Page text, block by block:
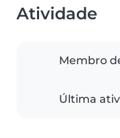
Atividade
Membro
Última